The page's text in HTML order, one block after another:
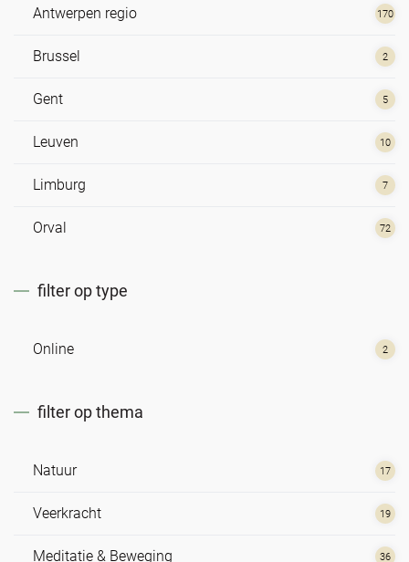
Antwerpen regio 170
Brussel 2
Gent 5
Leuven 10
Limburg 7
Orval 72
filter op type
Online 2
filter op thema
Natuur 17
Veerkracht 19
Meditatie & Beweging 36